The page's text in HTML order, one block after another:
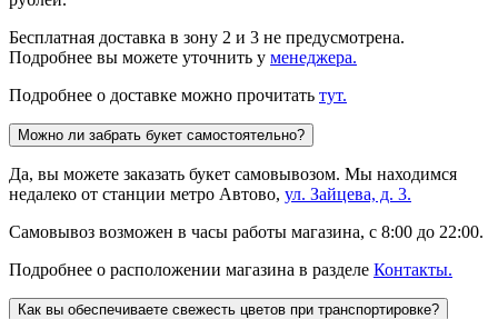
Бесплатная доставка в зону 2 и 3 не предусмотрена.
Подробнее вы можете уточнить у менеджера.
Подробнее о доставке можно прочитать тут.
Можно ли забрать букет самостоятельно?
Да, вы можете заказать букет самовывозом. Мы находимся
недалеко от станции метро Автово, ул. Зайцева, д. 3.
Самовывоз возможен в часы работы магазина, с 8:00 до 22:00.
Подробнее о расположении магазина в разделе Контакты.
Как вы обеспечиваете свежесть цветов при транспортировке?